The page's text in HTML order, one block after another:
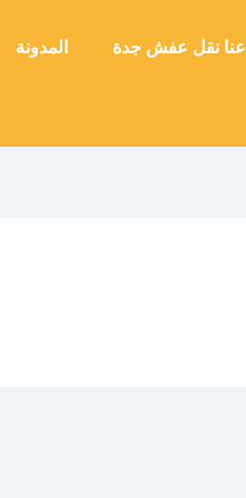
عنا نقل عفش جدة المدونة